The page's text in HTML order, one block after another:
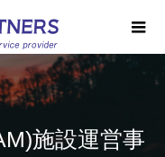
施設運営事